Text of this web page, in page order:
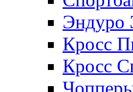
Кросс
Кросс